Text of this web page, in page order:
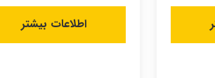
اطلاعات بیشتر